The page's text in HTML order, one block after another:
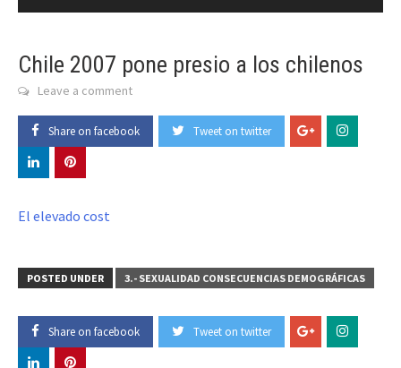
Chile 2007 pone presio a los chilenos
Leave a comment
Share on facebook Tweet on twitter
El elevado cost
POSTED UNDER 3.- SEXUALIDAD CONSECUENCIAS DEMOGRÁFICAS
Share on facebook Tweet on twitter